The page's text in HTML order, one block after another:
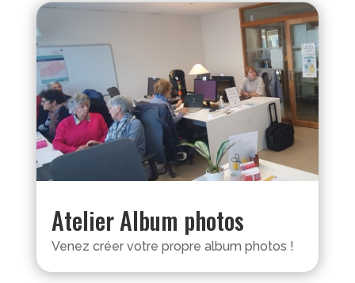
Atelier Album photos
Venez créer votre propre album photos !